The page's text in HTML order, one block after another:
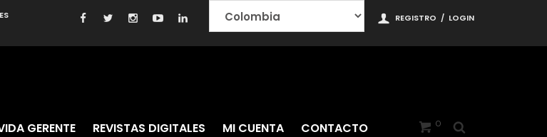
REGISTRO / LOGIN
0
GERENTE REVISTAS DIGITALES MI CUENTA CONTACTO